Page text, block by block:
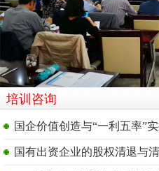
培训咨询
国企价值创造与“一利五率”
国有出资企业的股权清退与